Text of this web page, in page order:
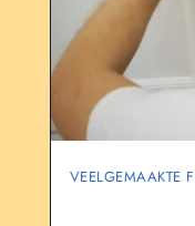
VEELGEMAAKTE